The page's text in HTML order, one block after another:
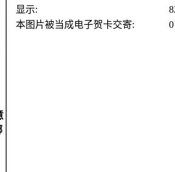
显示:
本图片被当成电子贺卡交寄: